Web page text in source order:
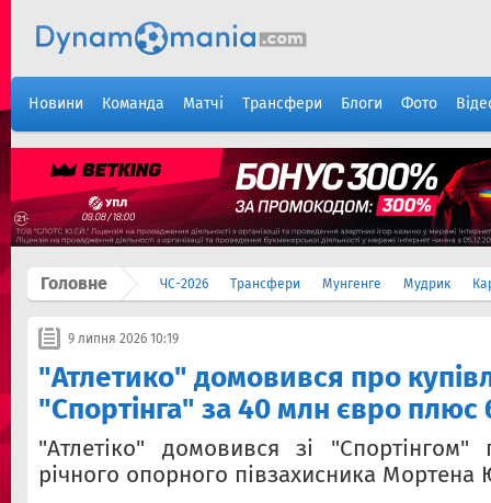
Новини Команда Матчі Трансфери Блоги Фото
Головне ЧС-2026 Трансфери Мунгенге Мудрик
9 липня 2026 10:19
"Атлетико" домовився про
"Спортінга" за 40 млн євро плюс
"Атлетіко" домовився зі
річного опорного півзахисника